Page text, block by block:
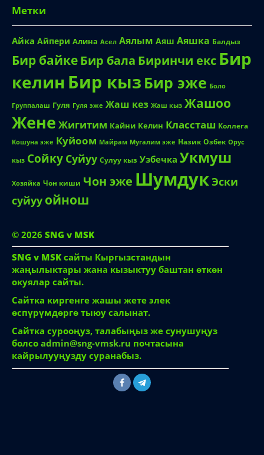
Метки
Айка Айпери Алина Асел Аялым Аяш Аяшка Балдыз
Бир байкеБир бала Биринчи екс Бир
келин Бир кыз Бир эже Боло
Группалаш Гуля Гуля эже Жаш кез Жаш кыз Жашоо
Жене Жигитим Кайни Келин Классташ Коллега
Кошуна эже Куйоом Майрам Мугалим эже Назик Озбек Орус
кыз Сойку Суйуу Сулуу кыз Узбечка Укмуш
Хозяйка Чон киши Чон эже ШумдукЭски
суйуу ойнош
© 2026 SNG v MSK
SNG v MSK сайты Кыргызстандын
жаңылыктары жана кызыктуу баштан өткөн
окуялар сайты.
Сайтка киргенге жашы жете элек
өспүрүмдөргө тыюу салынат.
Сайтка сурооңуз, талабыңыз же сунушуңуз
болсо admin@sng-vmsk.ru почтасына
кайрылууңузду суранабыз.